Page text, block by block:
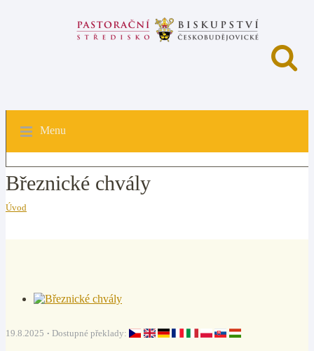
Menu
Březnické chvály
Úvod
19.8.2025 Dostupné překlady: